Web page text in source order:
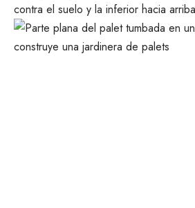
contra el suelo y la inferior hacia